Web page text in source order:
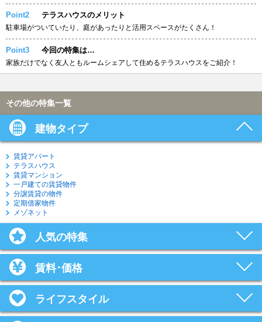
Point2 テラスハウスのメリット
駐車場がついていたり、庭があったりと活用スペースがたくさん！
Point3 今回の特集は…
家族だけでなく友人ともルームシェアして住めるテラスハウスをご紹介！
その他の特集一覧
建物タイプ
賃貸アパート
テラスハウス
賃貸マンション
一戸建ての賃貸物件
分譲賃貸の物件
定期借家物件
メゾネット
人気の特集
賃料･価格
ライフスタイル